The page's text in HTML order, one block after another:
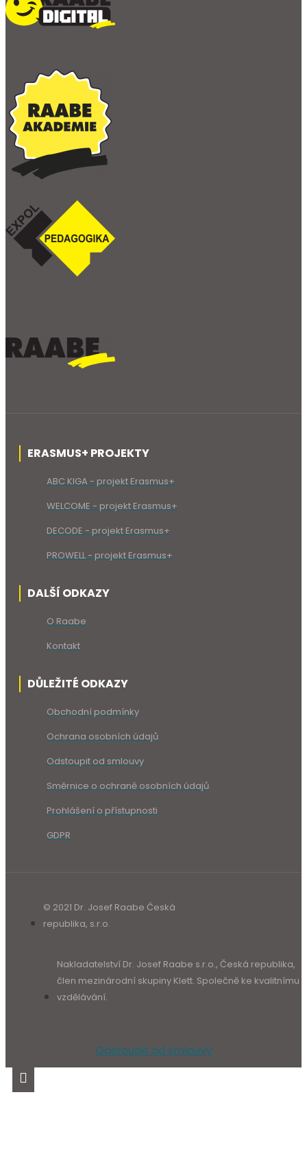
ERASMUS+ PROJEKTY
ABC KIGA - projekt Erasmus+
WELCOME - projekt Erasmus+
DECODE - projekt Erasmus+
PROWELL - projekt Erasmus+
DALŠÍ ODKAZY
O Raabe
Kontakt
DŮLEŽITÉ ODKAZY
Obchodní podmínky
Ochrana osobních údajů
Odstoupit od smlouvy
Směrnice o ochraně osobních údajů
Prohlášení o přístupnosti
GDPR
© 2021 Dr. Josef Raabe Česká
republika, s.r.o.
Nakladatelství Dr. Josef Raabe s.r.o., Česká republika,
člen mezinárodní skupiny Klett. Společně ke kvalitnímu
vzdělávání.
Odstoupit od smlouvy